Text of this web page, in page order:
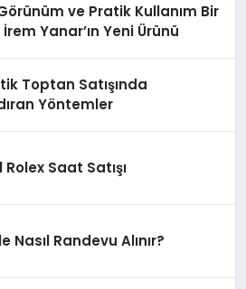
ve Pratik Kullanım Bir
Yanar’ın Yeni Ürünü
Toptan Satışında
Yöntemler
Rolex Saat Satışı
Nasıl Randevu Alınır?